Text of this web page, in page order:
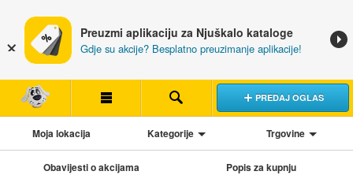
Preuzmi aplikaciju za Njuškalo kataloge
Gdje su akcije? Besplatno preuzimanje aplikacije!
PREDAJ OGLAS
Moja lokacija Kategorije Trgovine
Obavijesti o akcijama Popis za kupnju